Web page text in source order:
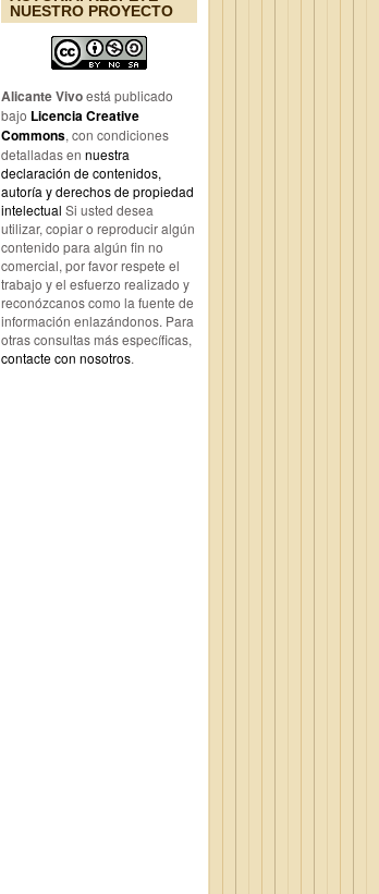
NUESTRO PROYECTO
Alicante Vivoestá publicado
bajo Licencia Creative
Commons, con condiciones
detalladas en nuestra
declaración de contenidos,
autoría y derechos de propiedad
intelectual Si usted desea
utilizar, copiar o reproducir algún
contenido para algún fin no
comercial, por favor respete el
trabajo y el esfuerzo realizado y
reconózcanos como la fuente de
información enlazándonos. Para
otras consultas más específicas,
contacte con nosotros.